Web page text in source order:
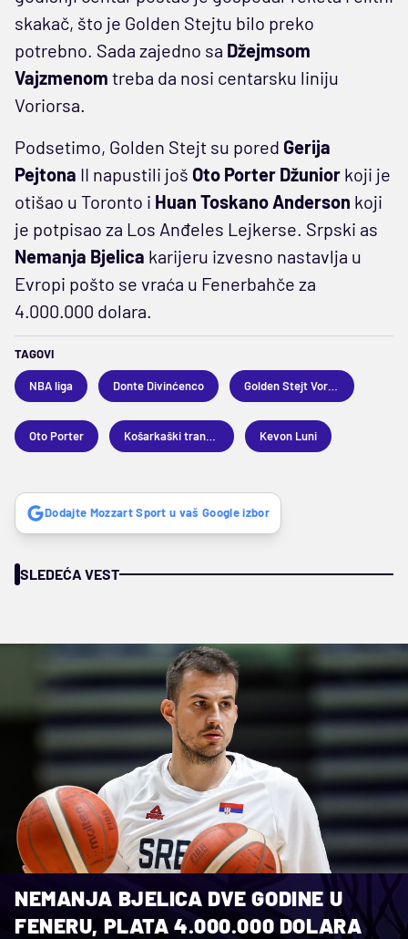
skakač, što je Golden Stejtu bilo preko
potrebno. Sada zajedno sa Džejmsom
Vajzmenom treba da nosi centarsku liniju
Voriorsa.
Podsetimo, Golden Stejt su pored Gerija
Pejtona II napustili još Oto Porter Džunior koji je
otišao u Toronto i Huan Toskano Anderson koji
je potpisao za Los Anđeles Lejkerse. Srpski as
Nemanja Bjelica karijeru izvesno nastavlja u
Evropi pošto se vraća u Fenerbahče za
4.000.000 dolara.
TAGOVI
NBA liga Donte Divinćenco
Oto Porter Kevon Luni
Dodajte Mozzart Sport u vaš Google izbor
SLEDEĆA VEST
NEMANJA BJELICA DVE GODINE U
FENERU, PLATA 4.000.000 DOLARA